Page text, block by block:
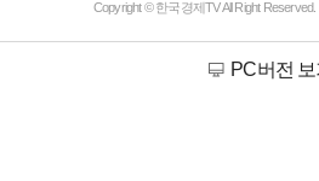
사이트맵